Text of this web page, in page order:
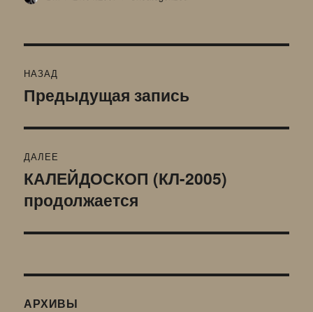
по
НАЗАД
Предыдущая
Предыдущая запись
ДАЛЕЕ
Следующая
запись:
КАЛЕЙДОСКОП (КЛ-2005)
продолжается
АРХИВЫ